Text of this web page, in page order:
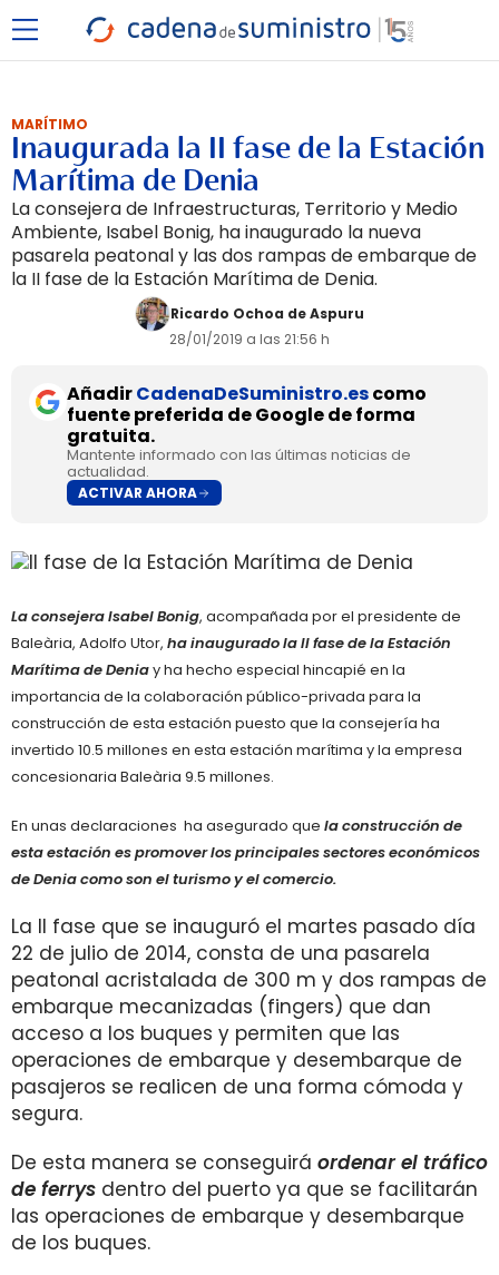
MARÍTIMO
Inaugurada la II fase de la Estación
Marítima de Denia
La consejera de Infraestructuras, Territorio y Medio
Ambiente, Isabel Bonig, ha inaugurado la nueva
pasarela peatonal y las dos rampas de embarque de
la II fase de la Estación Marítima de Denia.
Ricardo Ochoa de Aspuru
28/01/2019 a las 21:56 h
AñadirCadenaDeSuministro.escomo
fuente preferida de Google de forma
gratuita.
Mantente informado con las últimas noticias de
actualidad.
ACTIVAR AHORA
La consejera Isabel Bonig, acompañada por el presidente de
Baleària, Adolfo Utor, ha inaugurado la II fase de la Estación
Marítima de Deniay ha hecho especial hincapié en la
importancia de la colaboración público-privada para la
construcción de esta estación puesto que la consejería ha
invertido 10.5 millones en esta estación marítima y la empresa
concesionaria Baleària 9.5 millones.
En unas declaraciones ha asegurado que la construcción de
esta estación es promover los principales sectores económicos
de Denia como son el turismo y el comercio.
La II fase que se inauguró el martes pasado día
22 de julio de 2014, consta de una pasarela
peatonal acristalada de 300 m y dos rampas de
embarque mecanizadas (fingers) que dan
acceso a los buques y permiten que las
operaciones de embarque y desembarque de
pasajeros se realicen de una forma cómoda y
segura.
De esta manera se conseguirá ordenar el tráfico
de ferrys dentro del puerto ya que se facilitarán
las operaciones de embarque y desembarque
de los buques.